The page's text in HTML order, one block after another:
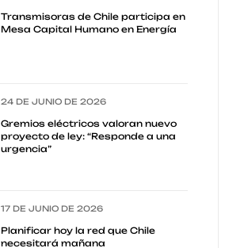
Transmisoras de Chile participa en
Mesa Capital Humano en Energía
24 DE JUNIO DE 2026
Gremios eléctricos valoran nuevo
proyecto de ley: “Responde a una
urgencia”
17 DE JUNIO DE 2026
Planificar hoy la red que Chile
necesitará mañana